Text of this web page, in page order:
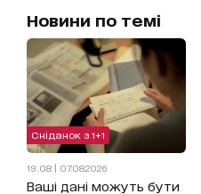
Новини по темі
Сніданок з 1+1
19:08 | 07.08.2026
Ваші дані можуть бути